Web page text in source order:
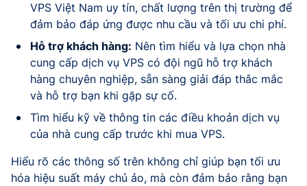
VPS Việt Nam uy tín, chất lượng trên thị trường để
đảm bảo đáp ứng được nhu cầu và tối ưu chi phí.
Hỗ trợ khách hàng: Nên tìm hiểu và lựa chọn nhà
cung cấp dịch vụ VPS có đội ngũ hỗ trợ khách
hàng chuyên nghiệp, sẵn sàng giải đáp thắc mắc
và hỗ trợ bạn khi gặp sự cố.
Tìm hiểu kỹ về thông tin các điều khoản dịch vụ
của nhà cung cấp trước khi mua VPS.
Hiểu rõ các thông số trên không chỉ giúp bạn tối ưu
hóa hiệu suất máy chủ ảo, mà còn đảm bảo rằng bạn